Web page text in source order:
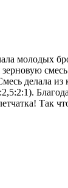
молодых
делала из
Так